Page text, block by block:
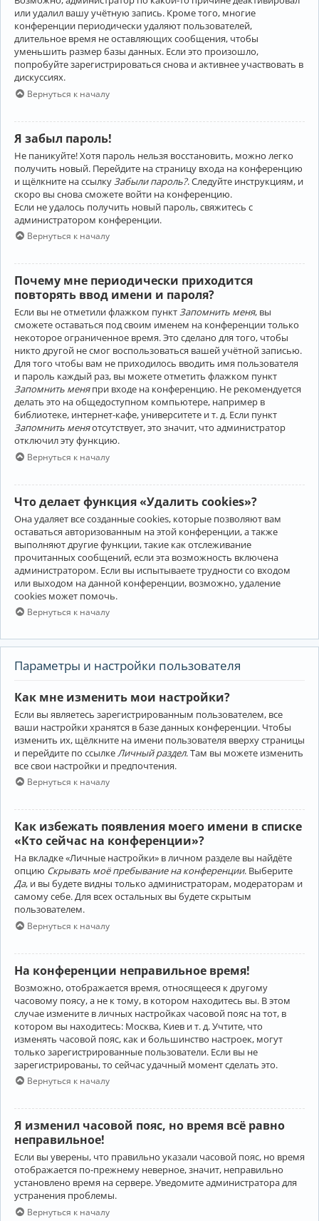
или удалил вашу учётную запись. Кроме того, многие
конференции периодически удаляют пользователей,
длительное время не оставляющих сообщения, чтобы
уменьшить размер базы данных. Если это произошло,
попробуйте зарегистрироваться снова и активнее участвовать в
дискуссиях.
Вернуться к началу
Я забыл пароль!
Не паникуйте! Хотя пароль нельзя восстановить, можно легко
получить новый. Перейдите на страницу входа на конференцию
и щёлкните на ссылку Забыли пароль?. Следуйте инструкциям, и
скоро вы снова сможете войти на конференцию.
Если не удалось получить новый пароль, свяжитесь с
администратором конференции.
Вернуться к началу
Почему мне периодически приходится
повторять ввод имени и пароля?
Если вы не отметили флажком пунктЗапомнить меня, вы
сможете оставаться под своим именем на конференции только
некоторое ограниченное время. Это сделано для того, чтобы
никто другой не смог воспользоваться вашей учётной записью.
Для того чтобы вам не приходилось вводить имя пользователя
и пароль каждый раз, вы можете отметить флажком пункт
Запомнить меняпри входе на конференцию. Не рекомендуется
делать это на общедоступном компьютере, например в
библиотеке, интернет-кафе, университете и т. д. Если пункт
Запомнить меняотсутствует, это значит, что администратор
отключил эту функцию.
Вернуться к началу
Что делает функция «Удалить cookies»?
Она удаляет все созданные cookies, которые позволяют вам
оставаться авторизованным на этой конференции, а также
выполняют другие функции, такие как отслеживание
прочитанных сообщений, если эта возможность включена
администратором. Если вы испытываете трудности со входом
или выходом на данной конференции, возможно, удаление
cookies может помочь.
Вернуться к началу
Параметры и настройки пользователя
Как мне изменить мои настройки?
Если вы являетесь зарегистрированным пользователем, все
ваши настройки хранятся в базе данных конференции. Чтобы
изменить их, щёлкните на имени пользователя вверху страницы
и перейдите по ссылке Личный раздел. Там вы можете изменить
все свои настройки и предпочтения.
Вернуться к началу
Как избежать появления моего имени в списке
«Кто сейчас на конференции»?
На вкладке «Личные настройки» в личном разделе вы найдёте
опцию Скрывать моё пребывание на конференции. Выберите
Да, и вы будете видны только администраторам, модераторам и
самому себе. Для всех остальных вы будете скрытым
пользователем.
Вернуться к началу
На конференции неправильное время!
Возможно, отображается время, относящееся к другому
часовому поясу, а не к тому, в котором находитесь вы. В этом
случае измените в личных настройках часовой пояс на тот, в
котором вы находитесь: Москва, Киев и т. д. Учтите, что
изменять часовой пояс, как и большинство настроек, могут
только зарегистрированные пользователи. Если вы не
зарегистрированы, то сейчас удачный момент сделать это.
Вернуться к началу
Я изменил часовой пояс, но время всё равно
неправильное!
Если вы уверены, что правильно указали часовой пояс, но время
отображается по-прежнему неверное, значит, неправильно
установлено время на сервере. Уведомите администратора для
устранения проблемы.
Вернуться к началу